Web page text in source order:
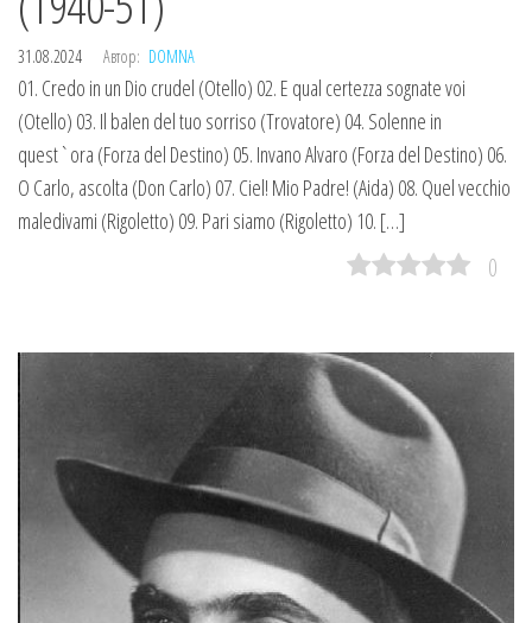
31.08.2024 Автор: DOMNA
01. Credo in un Dio crudel (Otello) 02. E qual certezza sognate voi
(Otello) 03. Il balen del tuo sorriso (Trovatore) 04. Solenne in
quest`ora (Forza del Destino) 05. Invano Alvaro (Forza del Destino) 06.
O Carlo, ascolta (Don Carlo) 07. Ciel! Mio Padre! (Aida) 08. Quel vecchio
maledivami (Rigoletto) 09. Pari siamo (Rigoletto) 10. […]
0